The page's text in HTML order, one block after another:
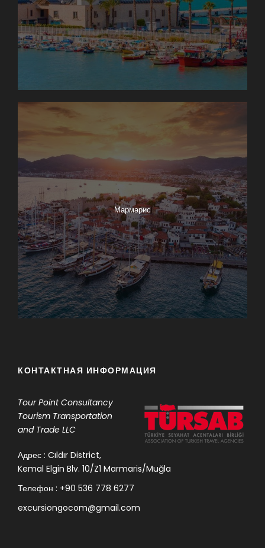
Мармарис
КОНТАКТНАЯ ИНФОРМАЦИЯ
Tour PointConsultancy
Tourism Transportation
and Trade LLC
Адрес : Cıldır District,
Kemal Elgin Blv. 10/Z1 Marmaris/Muğla
Телефон : +90 536 778 6277
excursiongocom@gmail.com